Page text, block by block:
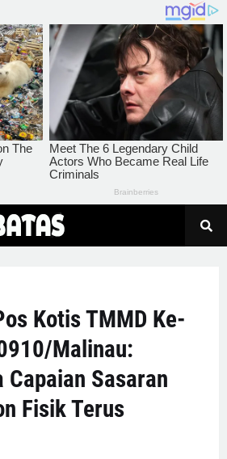
Kotis TMMD Ke-
Malinau:
Capaian Sasaran
Fisik Terus